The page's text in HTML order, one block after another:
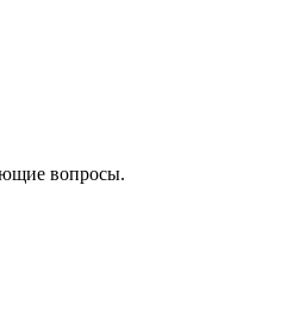
вопросы.